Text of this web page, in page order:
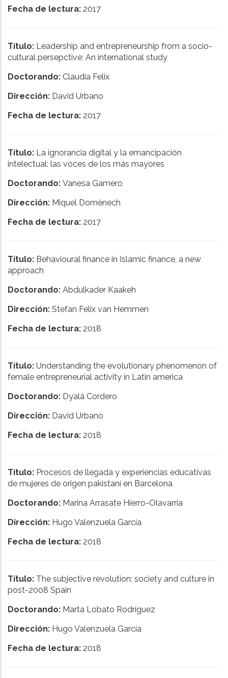
Fecha de lectura: 2017
Título: Leadership and entrepreneurship from a socio-
cultural persepctive: An international study
Doctorando: Claudia Felix
Dirección: David Urbano
Fecha de lectura: 2017
Título: La ignorancia digital y la emancipación
intelectual: las voces de los más mayores
Doctorando: Vanesa Gamero
Dirección: Miquel Domènech
Fecha de lectura: 2017
Título: Behavioural finance in Islamic finance, a new
approach
Doctorando: Abdulkader Kaakeh
Dirección: Stefan Felix van Hemmen
Fecha de lectura: 2018
Título: Understanding the evolutionary phenomenon of
female entrepreneurial activity in Latin america
Doctorando: Dyalá Cordero
Dirección: David Urbano
Fecha de lectura: 2018
Título: Procesos de llegada y experiencias educativas
de mujeres de origen pakistaní en Barcelona
Doctorando: Marina Arrasate Hierro-Olavarría
Dirección: Hugo Valenzuela García
Fecha de lectura: 2018
Título: The subjective revolution: society and culture in
post-2008 Spain
Doctorando: Marta Lobato Rodríguez
Dirección: Hugo Valenzuela García
Fecha de lectura: 2018